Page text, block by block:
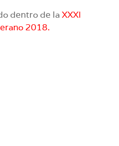
dentro de laXXXI
2018.